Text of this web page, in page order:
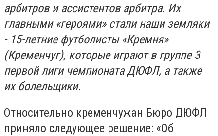
арбитров и ассистентов арбитра. Их
главными «героями» стали наши земляки
- 15-летние футболисты «Кремня»
(Кременчуг), которые играют в группе 3
первой лиги чемпионата ДЮФЛ, а также
их болельщики.
Относительно кременчужан Бюро ДЮФЛ
приняло следующее решение: «Об